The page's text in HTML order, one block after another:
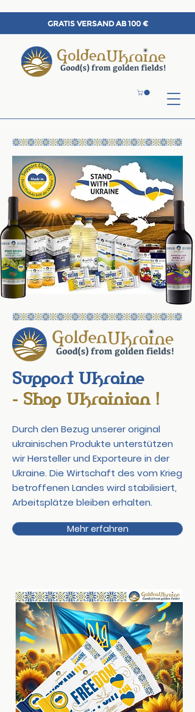
GRATIS VERSAND AB 100 €
Support Ukraine
- Shop Ukrainian !
Durch den Bezug unserer original
ukrainischen Produkte unterstützen
wir Hersteller und Exporteure in der
Ukraine. Die Wirtschaft des vom Krieg
betroffenen Landes wird stabilisiert,
Arbeitsplätze bleiben erhalten.
Mehr erfahren